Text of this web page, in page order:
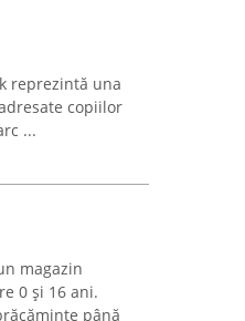
reprezintă una
copiilor
...
magazin
0 și 16 ani.
până